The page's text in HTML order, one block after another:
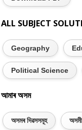
ALL SUBJECT
Geography
Political Science
আমাৰ অসম
অসমৰ দিৱসসমূহ